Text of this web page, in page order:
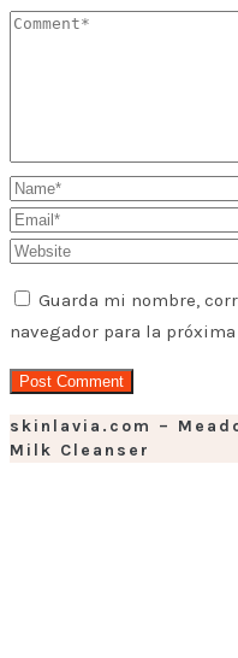
Guarda mi nombre,
navegador para la
skinlavia.com –
Milk Cleanser